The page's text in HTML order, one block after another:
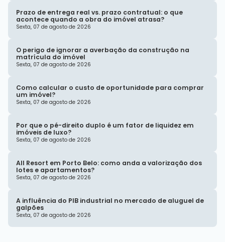
Prazo de entrega real vs. prazo contratual: o que
acontece quando a obra do imóvel atrasa?
Sexta, 07 de agosto de 2026
O perigo de ignorar a averbação da construção na
matrícula do imóvel
Sexta, 07 de agosto de 2026
Como calcular o custo de oportunidade para comprar
um imóvel?
Sexta, 07 de agosto de 2026
Por que o pé-direito duplo é um fator de liquidez em
imóveis de luxo?
Sexta, 07 de agosto de 2026
All Resort em Porto Belo: como anda a valorização dos
lotes e apartamentos?
Sexta, 07 de agosto de 2026
A influência do PIB industrial no mercado de aluguel de
galpões
Sexta, 07 de agosto de 2026